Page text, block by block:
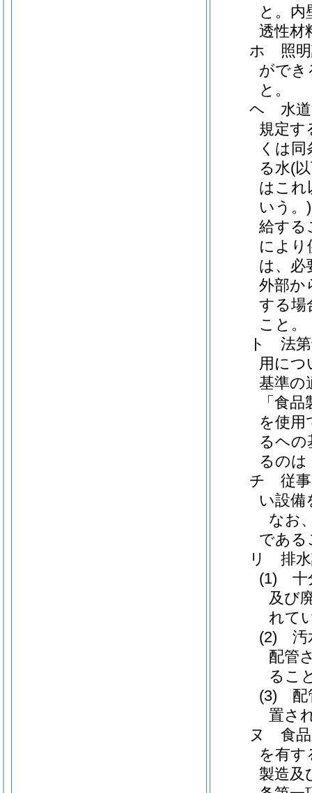
と。内
透性材
ホ 照明
ができ
と。
ヘ 水道
規定す
くは
る水(
はこれ
いう。
給する
により
は、必
外部か
する場
こと。
ト 法第
用につ
基準の
「食
を使用
るヘの
るのは
チ 従事
い設備
なお
である
リ 排水
(1) 十
及び
れて
(2) 汚
配管
るこ
(3) 配
置さ
ヌ 食品
を有す
製造及